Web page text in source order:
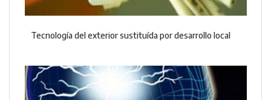
Tecnología del exterior sustituída por desarrollo local